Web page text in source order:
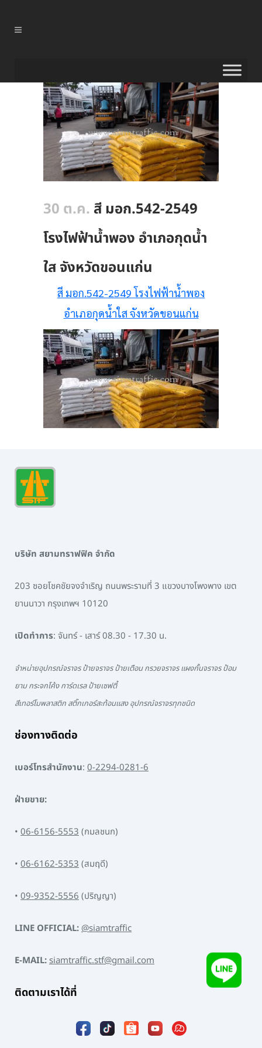
30 ต.ค. สี มอก.542-2549
โรงไฟฟ้าน้ำพอง อำเภอกุดน้ำ
ใส จังหวัดขอนแก่น
สี มอก.542-2549 โรงไฟฟ้าน้ำพอง
อำเภอกุดน้ำใส จังหวัดขอนแก่น
บริษัท สยามทราฟฟิค จำกัด
203 ซอยโชคชัยจงจำเริญ ถนนพระรามที่ 3 แขวงบางโพงพาง เขต
ยานนาวา กรุงเทพฯ 10120
เปิดทำการ: จันทร์ - เสาร์ 08.30 - 17.30 น.
จำหน่ายอุปกรณ์จราจร ป้ายจราจร ป้ายเตือน กรวยจราจร แผงกั้นจราจร ป้อม
ยาม กระจกโค้ง การ์ดเรล ป้ายเซฟตี้
สีเทอร์โมพลาสติก สติ๊กเกอร์สะท้อนแสง อุปกรณ์จราจรทุกชนิด
ช่องทางติดต่อ
เบอร์โทรสำนักงาน: 0-2294-0281-6
ฝ่ายขาย:
• 06-6156-5553(กมลชนก)
• 06-6162-5353(สมฤดี)
• 09-9352-5556(ปริญญา)
LINE OFFICIAL:@siamtraffic
E-MAIL:siamtraffic.stf@gmail.com
ติดตามเราได้ที่